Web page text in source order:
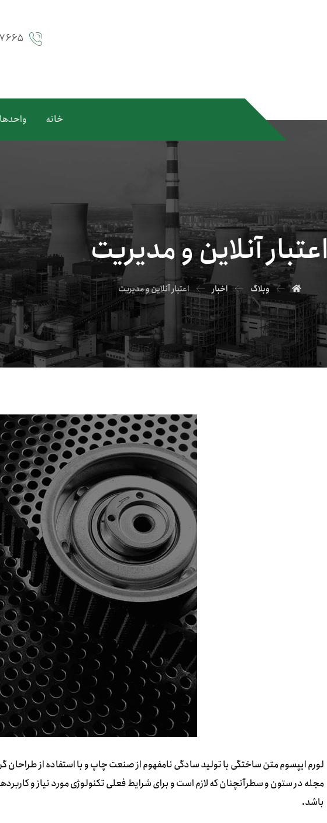
۰۲۱-
خانه واحدها
اعتبار آنلاین و مدیریت
وبلاگ اخبار اعتبار آنلاین و مدیریت
لورم ایپسوم متن ساختگی با تولید سادگی نامفهوم از صنعت چاپ و با استفاده از طراحان
مجله در ستون و سطرآنچنان که لازم است و برای شرایط فعلی تکنولوژی مورد نیاز و
باشد.